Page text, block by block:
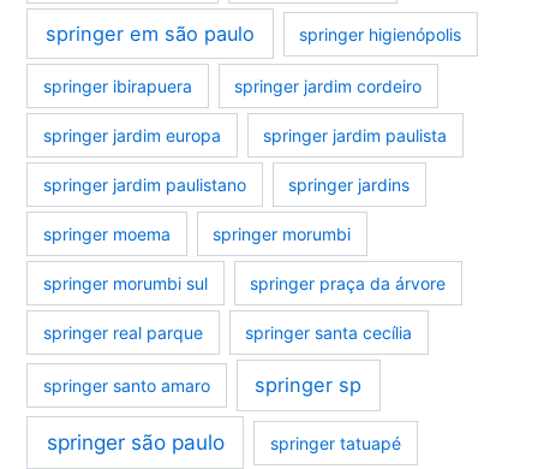
springer em são paulo springer higienópolis
springer ibirapuera springer jardim cordeiro
springer jardim europa springer jardim paulista
springer jardim paulistano springer jardins
springer moema springer morumbi
springer morumbi sul springer praça da árvore
springer real parque springer santa cecília
springer santo amaro springer sp
springer são paulo springer tatuapé